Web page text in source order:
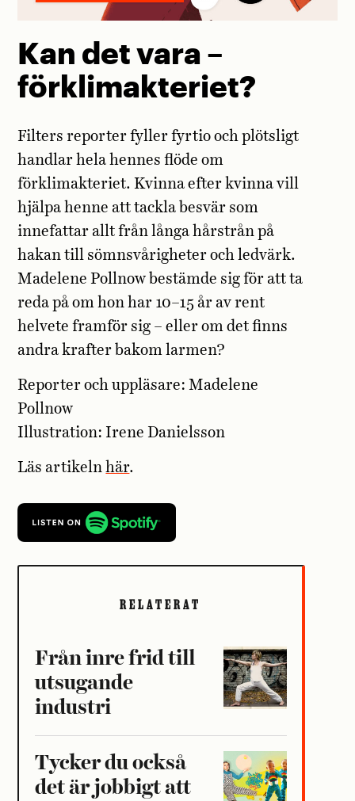
Kan det vara –
förklimakteriet?
Filters reporter fyller fyrtio och plötsligt
handlar hela hennes flöde om
förklimakteriet. Kvinna efter kvinna vill
hjälpa henne att tackla besvär som
innefattar allt från långa hårstrån på
hakan till sömnsvårigheter och ledvärk.
Madelene Pollnow bestämde sig för att ta
reda på om hon har 10–15 år av rent
helvete framför sig – eller om det finns
andra krafter bakom larmen?
Reporter och uppläsare: Madelene
Pollnow
Illustration: Irene Danielsson
Läs artikelnhär.
RELATERAT
Från inre frid till
utsugande
industri
Tycker du också
det är jobbigt att